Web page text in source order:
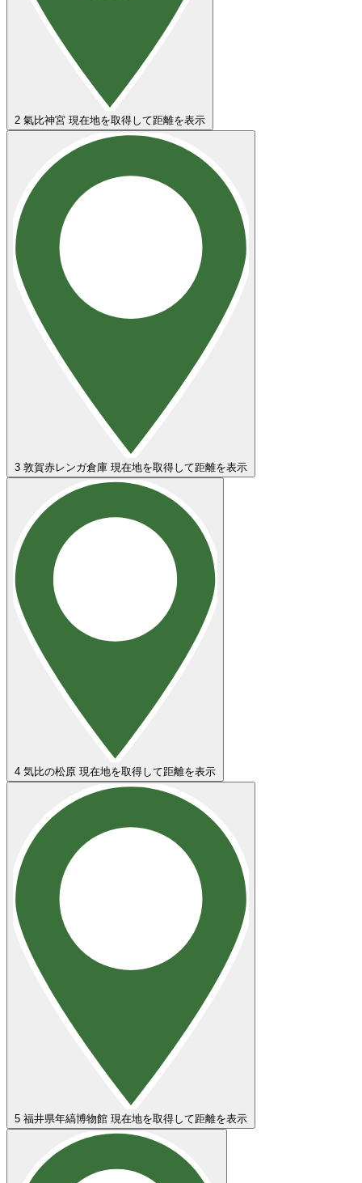
2 氣比神宮 現在地を取得して距離を表示
3 敦賀赤レンガ倉庫 現在地を取得して距離を表示
4 気比の松原 現在地を取得して距離を表示
5 福井県年縞博物館 現在地を取得して距離を表示